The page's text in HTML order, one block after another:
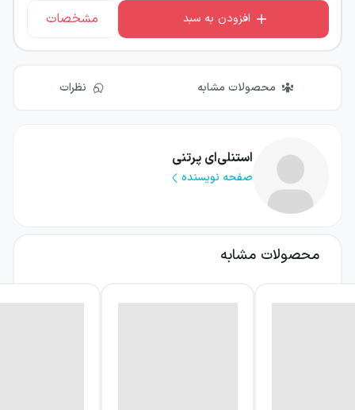
افزودن به سبد مشخصات
محصولات مشابه نظرات
استنلی‌ای پرتنی
صفحه نویسنده
محصولات مشابه